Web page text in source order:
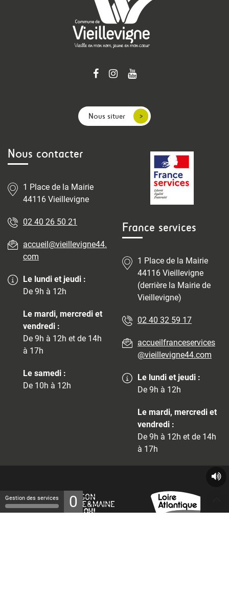
Nous situer
Nous contacter
1 Place de la Mairie
44116 Vieillevigne
02 40 26 50 21
accueil@vieillevigne44.
com
Le lundi et jeudi :
De 9h à 12h
Le mardi, mercredi et
vendredi :
De 9h à 12h et de 14h
à 17h
Le samedi :
De 10h à 12h
France services
1 Place de la Mairie
44116 Vieillevigne
(derrière la Mairie de
Vieillevigne)
02 40 32 59 17
accueilfranceservices
@vieillevigne44.com
Le lundi et jeudi :
De 9h à 12h
Le mardi, mercredi et
vendredi :
De 9h à 12h et de 14h
à 17h
Gestion des services 0